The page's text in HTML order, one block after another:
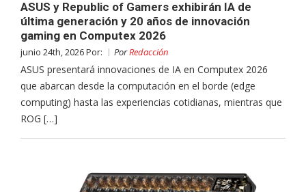
ASUS y Republic of Gamers exhibirán IA de
última generación y 20 años de innovación
gaming en Computex 2026
junio 24th, 2026 Por: PorRedacción
ASUS presentará innovaciones de IA en Computex 2026
que abarcan desde la computación en el borde (edge
computing) hasta las experiencias cotidianas, mientras que
ROG […]